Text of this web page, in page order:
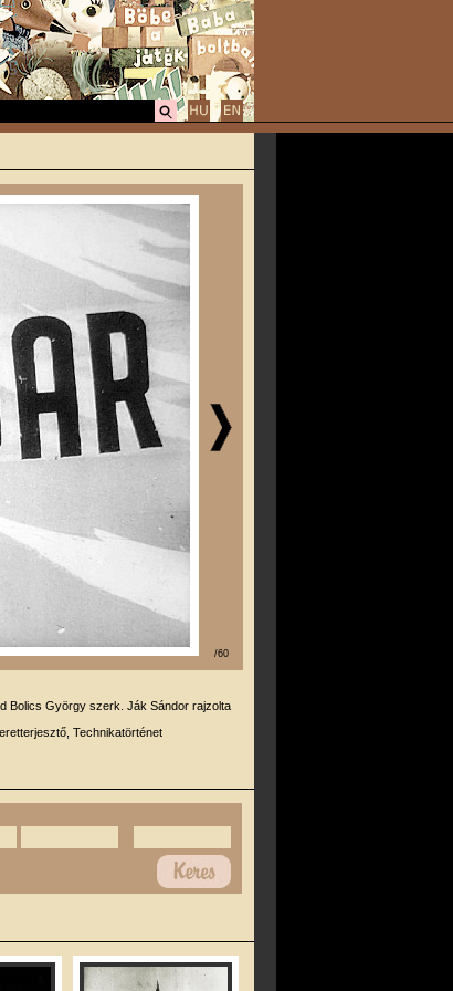
/60
Bolics György szerk. Ják Sándor rajzolta
Technikatörténet